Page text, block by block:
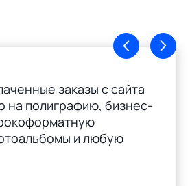
заказы с сайта
на полиграфию, бизнес-
и любую